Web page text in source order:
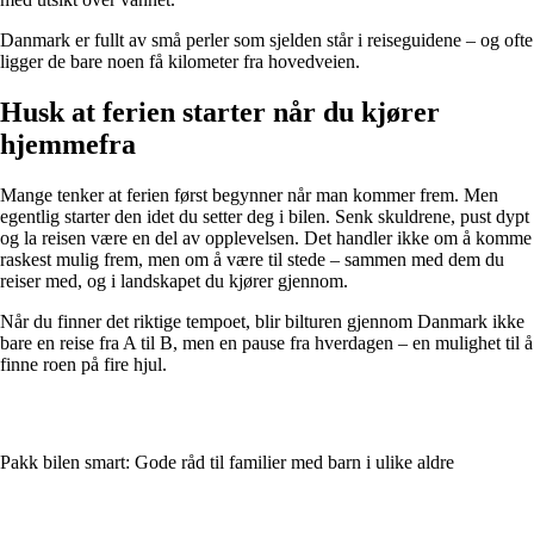
Danmark er fullt av små perler som sjelden står i reiseguidene – og ofte
ligger de bare noen få kilometer fra hovedveien.
Husk at ferien starter når du kjører
hjemmefra
Mange tenker at ferien først begynner når man kommer frem. Men
egentlig starter den idet du setter deg i bilen. Senk skuldrene, pust dypt
og la reisen være en del av opplevelsen. Det handler ikke om å komme
raskest mulig frem, men om å være til stede – sammen med dem du
reiser med, og i landskapet du kjører gjennom.
Når du finner det riktige tempoet, blir bilturen gjennom Danmark ikke
bare en reise fra A til B, men en pause fra hverdagen – en mulighet til å
finne roen på fire hjul.
Pakk bilen smart: Gode råd til familier med barn i ulike aldre